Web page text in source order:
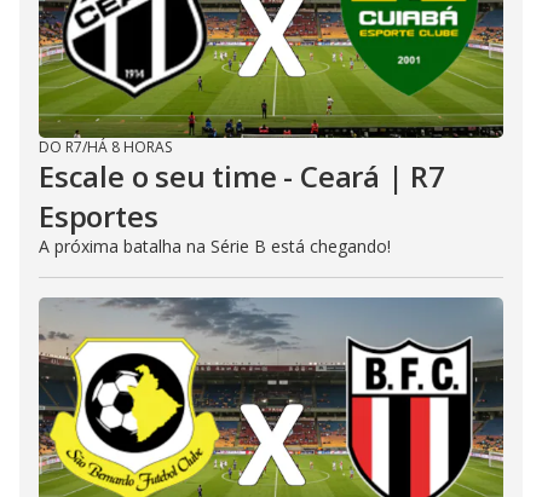
DO R7/HÁ 8 HORAS
Escale o seu time - Ceará | R7
Esportes
A próxima batalha na Série B está chegando!